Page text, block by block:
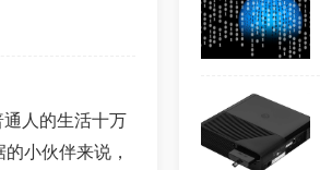
人的生活十万
小伙伴来说，